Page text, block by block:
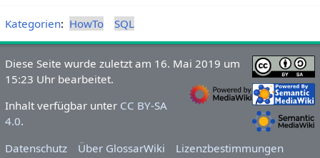
Kategorien: HowTo SQL
Diese Seite wurde zuletzt am 16. Mai 2019 um
15:23 Uhr bearbeitet.
Inhalt verfügbar unter CC BY-SA
4.0.
Datenschutz
Über GlossarWiki Lizenzbestimmungen